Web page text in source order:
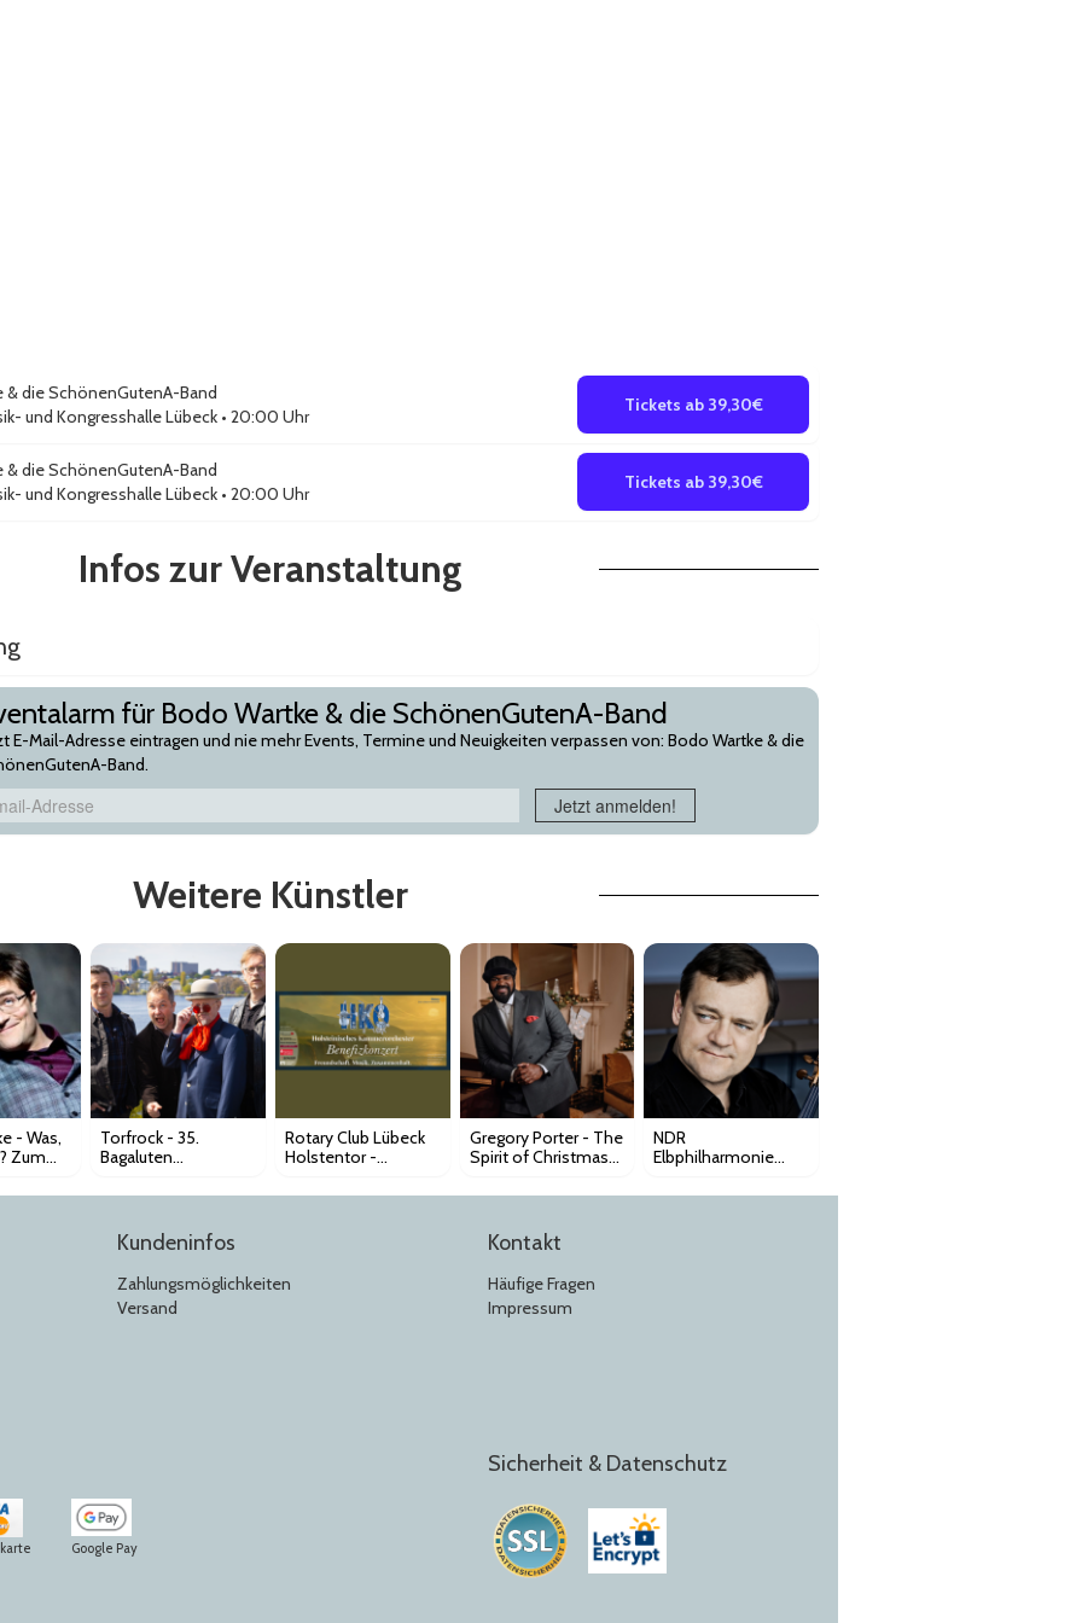
& die SchönenGutenA-Band
und Kongresshalle Lübeck • 20:00 Uhr
Tickets ab 39,30€
& die SchönenGutenA-Band
und Kongresshalle Lübeck • 20:00 Uhr
Tickets ab 39,30€
Infos zur Veranstaltung
für Bodo Wartke & die SchönenGutenA-Band
E-Mail-Adresse eintragen und nie mehr Events, Termine und Neuigkeiten verpassen von: Bodo Wartke & die
Band.
Jetzt anmelden!
Weitere Künstler
- Was,
Zum
Torfrock - 35.
Bagaluten
Rotary Club Lübeck
Holstentor -
Gregory Porter - The
Spirit of Christmas
Orchestra
NDR
Elbphilharmonie
Sinfoniekonzert
Kundeninfos
Zahlungsmöglichkeiten
Versand
Kontakt
Häufige Fragen
Impressum
Google Pay
Sicherheit & Datenschutz